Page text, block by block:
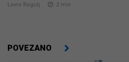
Lovro Rogulj 2 min
POVEZANO